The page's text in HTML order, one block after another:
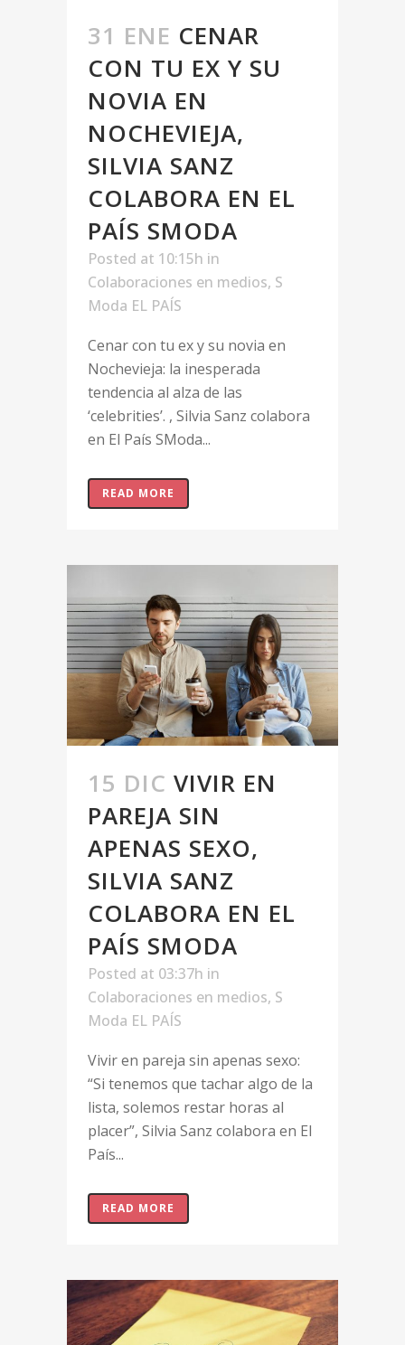
31 ENE CENAR
CON TU EX Y SU
NOVIA EN
NOCHEVIEJA,
SILVIA SANZ
COLABORA EN EL
PAÍS SMODA
Posted at 10:15h in
Colaboraciones en medios, S
Moda EL PAÍS
Cenar con tu ex y su novia en
Nochevieja: la inesperada
tendencia al alza de las
‘celebrities’. , Silvia Sanz colabora
en El País SModa...
READ MORE
15 DIC VIVIR EN
PAREJA SIN
APENAS SEXO,
SILVIA SANZ
COLABORA EN EL
PAÍS SMODA
Posted at 03:37h in
Colaboraciones en medios, S
Moda EL PAÍS
Vivir en pareja sin apenas sexo:
“Si tenemos que tachar algo de la
lista, solemos restar horas al
placer”, Silvia Sanz colabora en El
País...
READ MORE